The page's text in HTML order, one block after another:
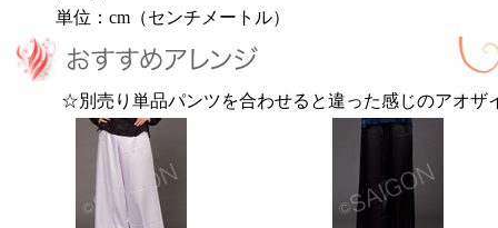
単位：cm（センチメートル）
☆別売り単品パンツを合わせると違った感じのアオザ